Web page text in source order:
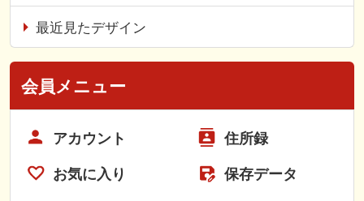
最近見たデザイン
会員メニュー
アカウント 住所録
お気に入り 保存データ